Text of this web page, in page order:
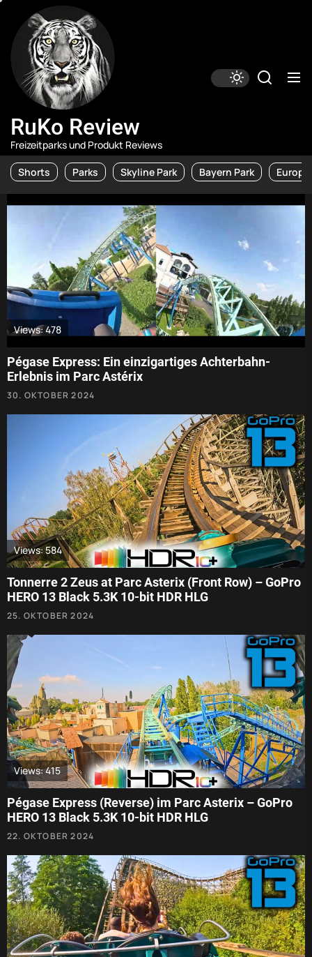
the
content
RuKo Review
Freizeitparks und Produkt Reviews
Shorts Parks Skyline Park Bayern Park Europa
Views: 478
Pégase Express: Ein einzigartiges Achterbahn-
Erlebnis im Parc Astérix
30. OKTOBER 2024
Views: 584
Tonnerre 2 Zeus at Parc Asterix (Front Row) – GoPro
HERO 13 Black 5.3K 10-bit HDR HLG
25. OKTOBER 2024
Views: 415
Pégase Express (Reverse) im Parc Asterix – GoPro
HERO 13 Black 5.3K 10-bit HDR HLG
22. OKTOBER 2024